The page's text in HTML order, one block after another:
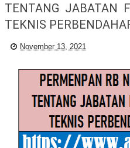
TENTANG JABATAN
TEKNIS
November 13, 2021